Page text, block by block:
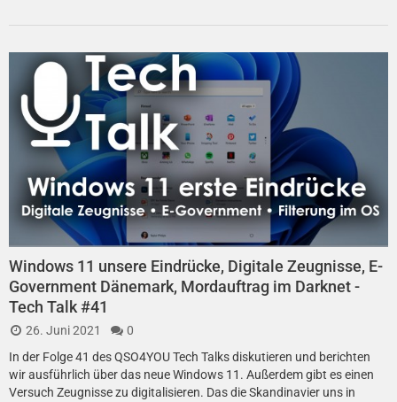
Windows 11 unsere Eindrücke, Digitale Zeugnisse, E-
Government Dänemark, Mordauftrag im Darknet -
Tech Talk #41
26. Juni 2021
0
In der Folge 41 des QSO4YOU Tech Talks diskutieren und berichten
wir ausführlich über das neue Windows 11. Außerdem gibt es einen
Versuch Zeugnisse zu digitalisieren. Das die Skandinavier uns in